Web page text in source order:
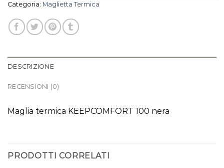
Categoria: Maglietta Termica
DESCRIZIONE
RECENSIONI (0)
Maglia termica KEEPCOMFORT 100 nera
PRODOTTI CORRELATI